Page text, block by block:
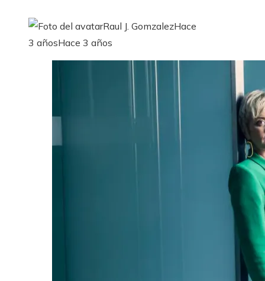
Raul J. GomzalezHace
3 añosHace 3 años